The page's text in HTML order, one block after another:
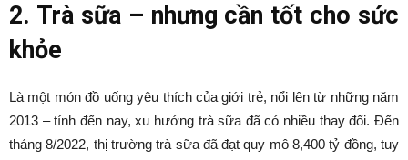
2. Trà sữa – nhưng cần tốt cho sức
khỏe
Là một món đồ uống yêu thích của giới trẻ, nổi lên từ những năm
2013 – tính đến nay, xu hướng trà sữa đã có nhiều thay đổi. Đến
tháng 8/2022, thị trường trà sữa đã đạt quy mô 8,400 tỷ đồng, tuy